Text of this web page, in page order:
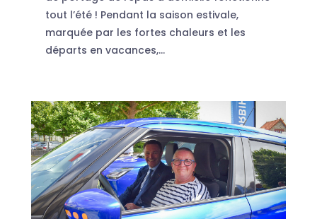
tout l’été ! Pendant la saison estivale,
marquée par les fortes chaleurs et les
départs en vacances,...